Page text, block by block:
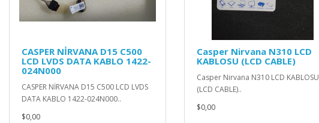
CASPER NİRVANA D15 C500
LCD LVDS DATA KABLO 1422-
024N000
CASPER NİRVANA D15 C500 LCD LVDS
DATA KABLO 1422-024N000..
$0,00
Casper Nirvana N310 LCD
KABLOSU (LCD CABLE)
Casper Nirvana N310 LCD KABLOSU
(LCD CABLE)..
$0,00